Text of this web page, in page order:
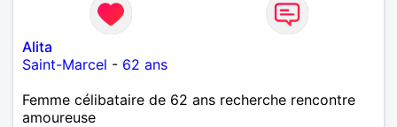
Alita
Saint-Marcel - 62 ans
Femme célibataire de 62 ans recherche rencontre
amoureuse